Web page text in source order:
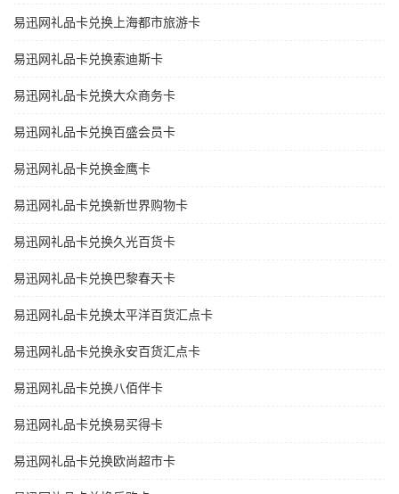
易迅网礼品卡兑换上海都市旅游卡
易迅网礼品卡兑换索迪斯卡
易迅网礼品卡兑换大众商务卡
易迅网礼品卡兑换百盛会员卡
易迅网礼品卡兑换金鹰卡
易迅网礼品卡兑换新世界购物卡
易迅网礼品卡兑换久光百货卡
易迅网礼品卡兑换巴黎春天卡
易迅网礼品卡兑换太平洋百货汇点卡
易迅网礼品卡兑换永安百货汇点卡
易迅网礼品卡兑换八佰伴卡
易迅网礼品卡兑换易买得卡
易迅网礼品卡兑换欧尚超市卡